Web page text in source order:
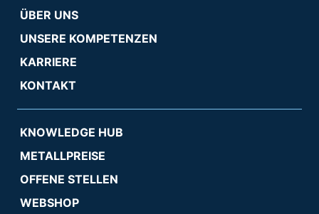
ÜBER UNS
UNSERE KOMPETENZEN
KARRIERE
KONTAKT
KNOWLEDGE HUB
METALLPREISE
OFFENE STELLEN
WEBSHOP